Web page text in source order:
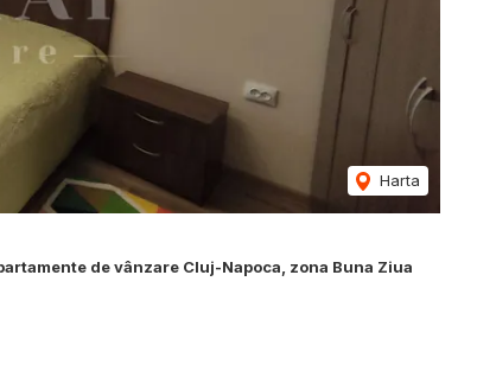
Harta
de vânzare Cluj-Napoca, zona Buna Ziua